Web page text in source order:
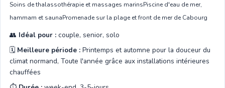
Soins de thalassothérapie et massages marinsPiscine d'eau de mer,
hammam et saunaPromenade sur la plage et front de mer de Cabourg
👥 Idéal pour : couple, senior, solo
🗓️ Meilleure période : Printemps et automne pour la douceur du
climat normand, Toute l'année grâce aux installations intérieures
chauffées